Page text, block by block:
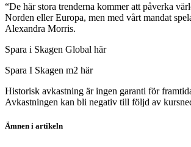
“De här stora trenderna kommer att påverka
Norden eller Europa, men med vårt mandat
Alexandra Morris.
Spara i Skagen Global här
Spara I Skagen m2 här
Historisk avkastning är ingen garanti för
Avkastningen kan bli negativ till följd av
Ämnen i artikeln